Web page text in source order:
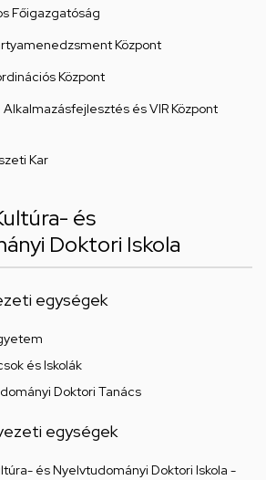
Főigazgatóság
Központ
Központ
és VIR Központ
Kar
és
Doktori Iskola
egységek
és Iskolák
Doktori Tanács
egységek
és Nyelvtudományi Doktori Iskola -